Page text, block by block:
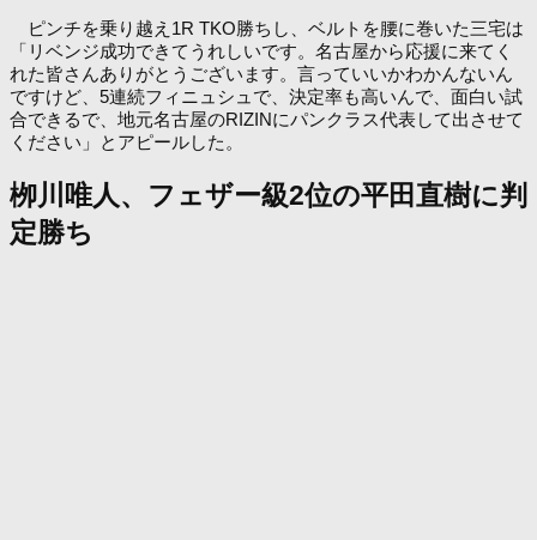
ピンチを乗り越え1R TKO勝ちし、ベルトを腰に巻いた三宅は
「リベンジ成功できてうれしいです。名古屋から応援に来てく
れた皆さんありがとうございます。言っていいかわかんないん
ですけど、5連続フィニュシュで、決定率も高いんで、面白い試
合できるで、地元名古屋のRIZINにパンクラス代表して出させて
ください」とアピールした。
栁川唯人、フェザー級2位の平田直樹に判
定勝ち